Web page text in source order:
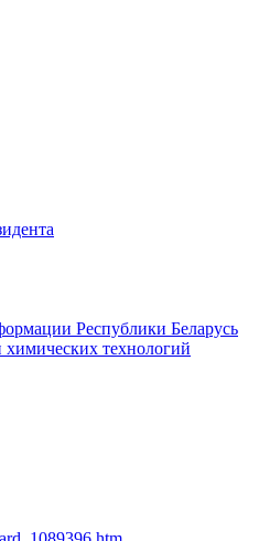
Республики Беларусь
технологий